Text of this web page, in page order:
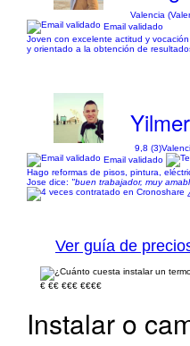
Valencia
Email validado
Joven con excelente actitud y
y orientado a la obtención de
9,8 (3)
Email validado
Hago reformas de pisos, pintura,
Jose dice: "buen trabajador, muy
Ver guía de
€ €€ €€€ €€€€
Instalar o